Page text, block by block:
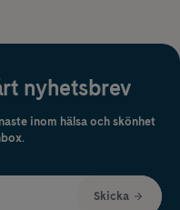
nyhetsbrev
inom hälsa och skönhet
Skicka